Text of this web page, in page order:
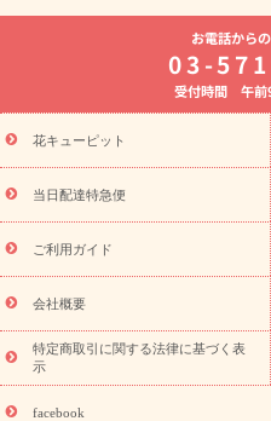
よく贈られる花
お祝いの
8月の誕生花(トルコキキョウ)
お供え・お悔やみ
通夜・葬儀
ーブドフラワー
季節のイベン
特集
お盆 花（新盆・初盆）
盆・初盆）
お盆 花（新盆・初
フト
お盆・お供え プリザーブ
レゼント特集
夏の花贈り・お
敬老の日におくる花ギフト・
花ギフト・プレゼント特集
敬
老の日 花鉢植えのギフト・プレ
フト・プレゼント特集
敬老の
ペーン
映画『ウォーターガー
「きょう誕生日なんです」キ
誕生日フラワーギフト 誕生日
お電話から
03-
受付時間 午前
花キューピット
当日配達特急便
ご利用ガイド
会社概要
特定商取引に関する法律に基づく表
示
facebook